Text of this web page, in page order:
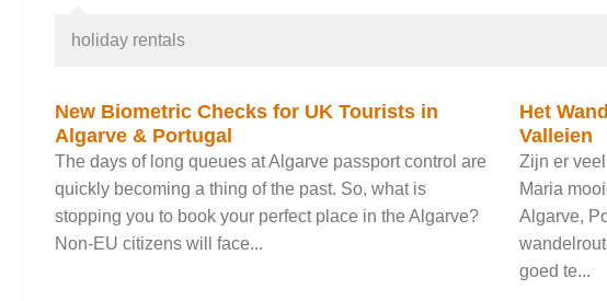
holiday rentals
New Biometric Checks for UK Tourists in
Algarve & Portugal
The days of long queues at Algarve passport control are
quickly becoming a thing of the past. So, what is
stopping you to book your perfect place in the Algarve?
Non-EU citizens will face...
Het
Valleien
Zijn er
Maria
Algarve,
goed te...